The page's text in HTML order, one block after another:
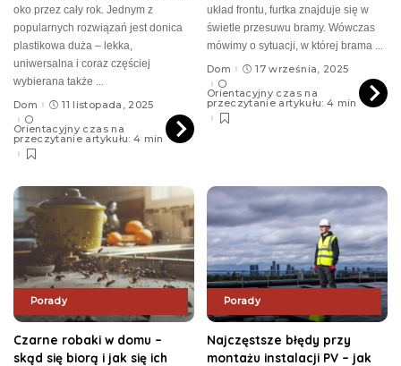
oko przez cały rok. Jednym z
popularnych rozwiązań jest donica
plastikowa duża – lekka,
uniwersalna i coraz częściej
wybierana także ...
Dom
11 listopada, 2025
Orientacyjny czas na
przeczytanie artykułu: 4 min
układ frontu, furtka znajduje się w
świetle przesuwu bramy. Wówczas
mówimy o sytuacji, w której brama ...
Dom
17 września, 2025
Orientacyjny czas na
przeczytanie artykułu: 4 min
Porady
Czarne robaki w domu –
skąd się biorą i jak się ich
Porady
Najczęstsze błędy przy
montażu instalacji PV – jak